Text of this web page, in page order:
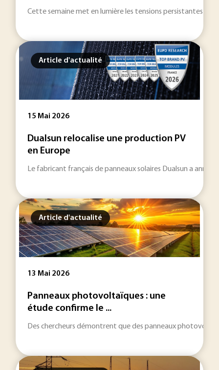
Cette semaine met en lumière les tensions persistantes
Article d'actualité
15 Mai 2026
Dualsun relocalise une production PV
en Europe
Le fabricant français de panneaux solaires Dualsun a
Article d'actualité
13 Mai 2026
Panneaux photovoltaïques : une
étude confirme le ...
Des chercheurs démontrent que des panneaux